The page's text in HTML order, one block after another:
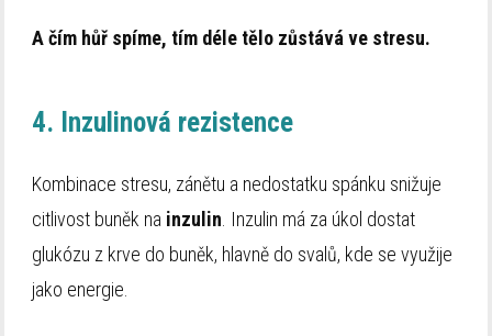
A čím hůř spíme, tím déle tělo zůstává ve stresu.
4. Inzulinová rezistence
Kombinace stresu, zánětu a nedostatku spánku snižuje
citlivost buněk na inzulin . Inzulin má za úkol dostat
glukózu z krve do buněk, hlavně do svalů, kde se využije
jako energie.